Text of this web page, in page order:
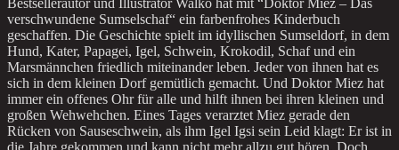
verschwundene Sumselschaf“ ein farbenfrohes Kinderbuch
geschaffen. Die Geschichte spielt im idyllischen Sumseldorf, in dem
Hund, Kater, Papagei, Igel, Schwein, Krokodil, Schaf und ein
Marsmännchen friedlich miteinander leben. Jeder von ihnen hat es
sich in dem kleinen Dorf gemütlich gemacht. Und Doktor Miez hat
immer ein offenes Ohr für alle und hilft ihnen bei ihren kleinen und
großen Wehwehchen. Eines Tages verarztet Miez gerade den
Rücken von Sauseschwein, als ihm Igel Igsi sein Leid klagt: Er ist in
die Jahre gekommen und kann nicht mehr allzu gut hören. Doch